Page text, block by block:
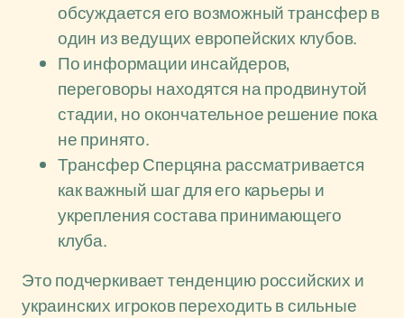
обсуждается его возможный трансфер в
один из ведущих европейских клубов.
По информации инсайдеров,
переговоры находятся на продвинутой
стадии, но окончательное решение пока
не принято.
Трансфер Сперцяна рассматривается
как важный шаг для его карьеры и
укрепления состава принимающего
клуба.
Это подчеркивает тенденцию российских и
украинских игроков переходить в сильные